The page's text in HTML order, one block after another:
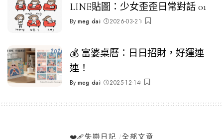
LINE貼圖：少女歪歪日常對話 01
Posted
By meg dai 2026-03-21
💰 富婆桌曆：日日招財，好運連
連！
Posted
By meg dai 2025-12-14